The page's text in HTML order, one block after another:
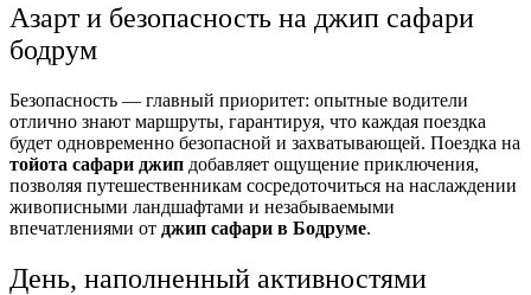
Азарт и безопасность на джип сафари
бодрум
Безопасность — главный приоритет: опытные водители
отлично знают маршруты, гарантируя, что каждая поездка
будет одновременно безопасной и захватывающей. Поездка на
тойота сафари джип добавляет ощущение приключения,
позволяя путешественникам сосредоточиться на наслаждении
живописными ландшафтами и незабываемыми
впечатлениями от джип сафари в Бодруме.
День, наполненный активностями